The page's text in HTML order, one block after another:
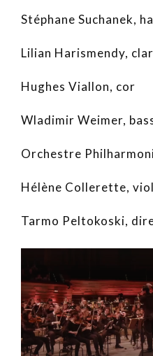
Stéphane Suchanek,
Lilian Harismendy,
Hughes Viallon, cor
Wladimir Weimer,
Orchestre
Hélène Collerette,
Tarmo Peltokoski,